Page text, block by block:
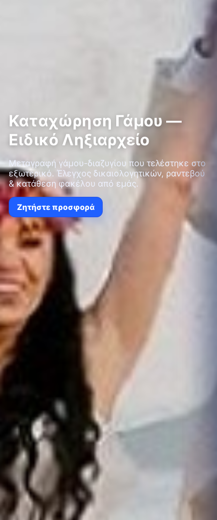
Καταχώρηση Γάμου —
Ειδικό Ληξιαρχείο
Μεταγραφή γάμου-διαζυγίου που τελέστηκε στο
εξωτερικό. Έλεγχος δικαιολογητικών, ραντεβού
& κατάθεση φακέλου από εμάς.
Ζητήστε προσφορά